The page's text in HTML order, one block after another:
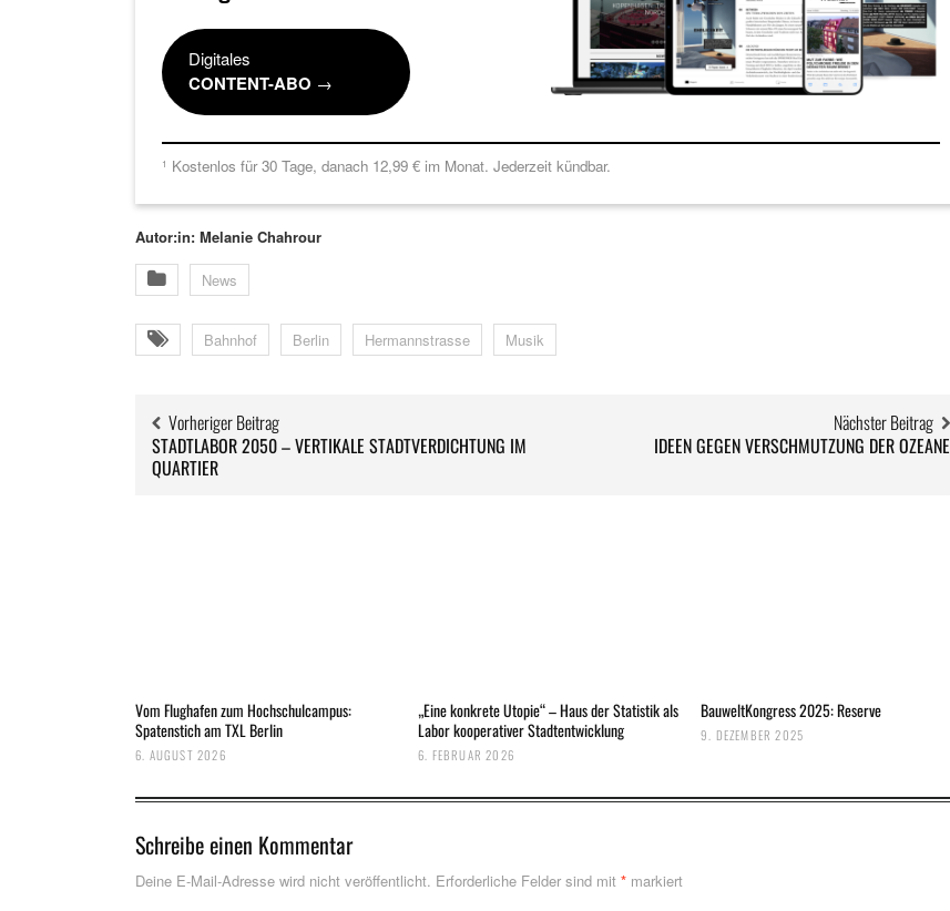
Digitales
CONTENT-ABO →
1 Kostenlos für 30 Tage, danach 12,99 € im Monat. Jederzeit kündbar.
Autor:in: Melanie Chahrour
News
Bahnhof Berlin Hermannstrasse Musik
Vorheriger Beitrag
STADTLABOR 2050 – VERTIKALE STADTVERDICHTUNG IM
QUARTIER
Nächster Beitrag
IDEEN GEGEN VERSCHMUTZUNG DER OZEANE
Vom Flughafen zum Hochschulcampus:
Spatenstich am TXL Berlin
6. AUGUST 2026
„Eine konkrete Utopie“ – Haus der Statistik als
Labor kooperativer Stadtentwicklung
6. FEBRUAR 2026
BauweltKongress 2025: Reserve
9. DEZEMBER 2025
Schreibe einen Kommentar
Deine E-Mail-Adresse wird nicht veröffentlicht. Erforderliche Felder sind mit * markiert